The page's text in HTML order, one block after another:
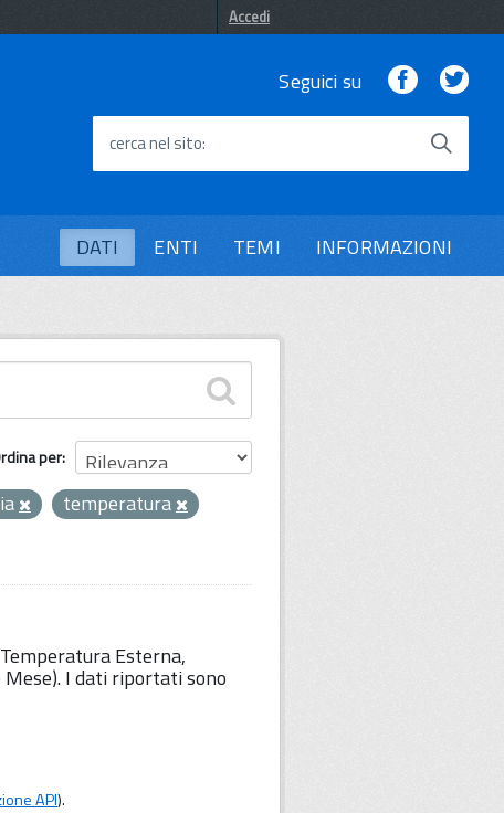
Accedi
Seguici su Facebook
cerca nel sito
DATI ENTI TEMI INFORMAZIONI
per
temperatura
Esterna,
I dati riportati sono
API).